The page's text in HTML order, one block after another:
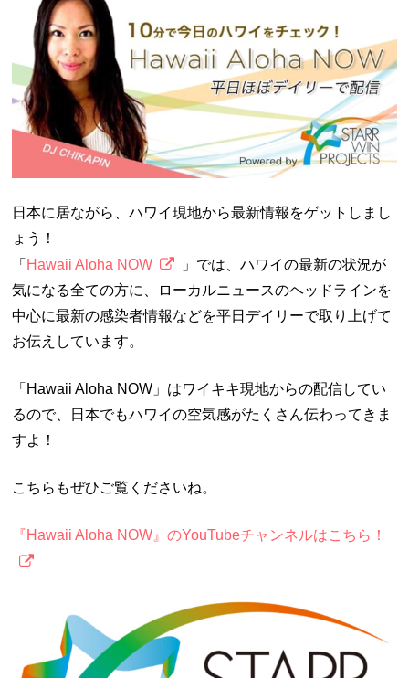
日本に居ながら、ハワイ現地から最新情報をゲットしまし
ょう！
「 Hawaii Aloha NOW
」では、ハワイの最新の状況が
気になる全ての方に、ローカルニュースのヘッドラインを
中心に最新の感染者情報などを平日デイリーで取り上げて
お伝えしています。
「Hawaii Aloha NOW」はワイキキ現地からの配信してい
るので、日本でもハワイの空気感がたくさん伝わってきま
すよ！
こちらもぜひご覧くださいね。
『Hawaii Aloha NOW』のYouTubeチャンネルはこちら！